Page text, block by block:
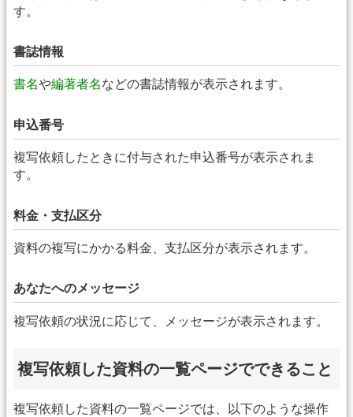
す。
書誌情報
書名や編著者名などの書誌情報が表示されます。
申込番号
複写依頼したときに付与された申込番号が表示されま
す。
料金・支払区分
資料の複写にかかる料金、支払区分が表示されます。
あなたへのメッセージ
複写依頼の状況に応じて、メッセージが表示されます。
複写依頼した資料の一覧ページでできること
複写依頼した資料の一覧ページでは、以下のような操作